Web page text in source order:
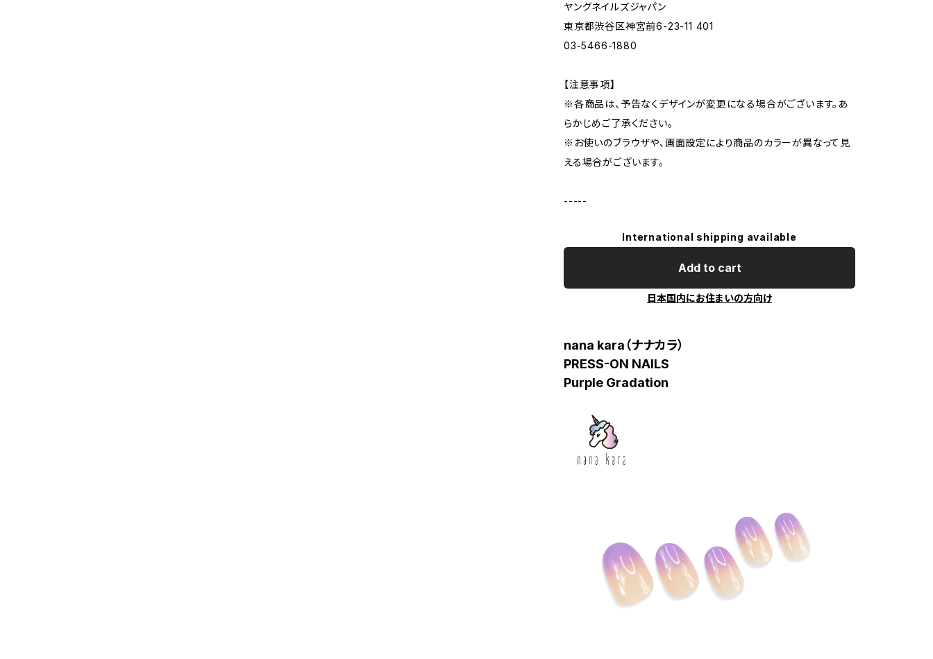
ヤングネイルズジャパン
東京都渋谷区神宮前6-23-11 401
03-5466-1880
【注意事項】
※各商品は、予告なくデザインが変更になる場合がございます。あ
らかじめご了承ください。
※お使いのブラウザや、画面設定により商品のカラーが異なって見
える場合がございます。
-----
International shipping available
Add to cart
日本国内にお住まいの方向け
nana kara（ナナカラ）
PRESS-ON NAILS
Purple Gradation